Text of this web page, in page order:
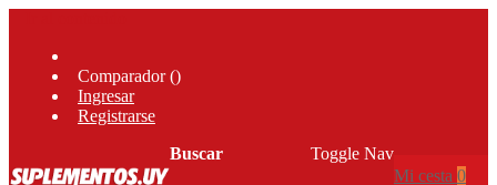
Comparador ()
Ingresar
Registrarse
Mi cesta 0
Toggle Nav
Buscar